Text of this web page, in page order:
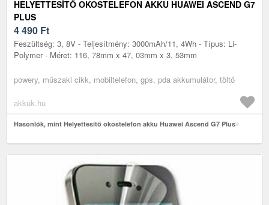
HELYETTESÍTŐ OKOSTELEFON AKKU HUAWEI ASCEND G7
PLUS
4 490 Ft
Feszültség: 3, 8V - Teljesítmény: 3000mAh/11, 4Wh - Típus: Li-
Polymer - Méret: 116, 78mm x 47, 03mm x 3, 53mm
powery, műszaki cikk, mobiltelefon, gps, pda akkumulátor, töltő
akkuk.hu
Hasonlók, mint Helyettesítő okostelefon akku Huawei Ascend G7 Plus